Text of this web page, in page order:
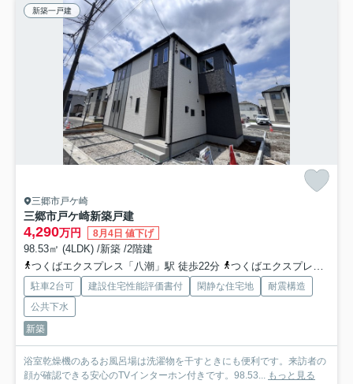
新築一戸建
三郷市戸ケ崎
三郷市戸ケ崎新築戸建
4,290万円 8月4日 値下げ
98.53㎡ (4LDK) /新築 /2階建
つくばエクスプレス「八潮」駅 徒歩22分
つくばエクスプレス「八潮」駅 徒歩22分
駐車2台可 建設住宅性能評価書付 閑静な住宅地
耐震構造
公共下水
新築
浴室乾燥機のあるお風呂場は洗濯物を干すときにも便利です。来訪者の
顔が確認できる安心のTVインターホン付きです。98.53... もっと見る